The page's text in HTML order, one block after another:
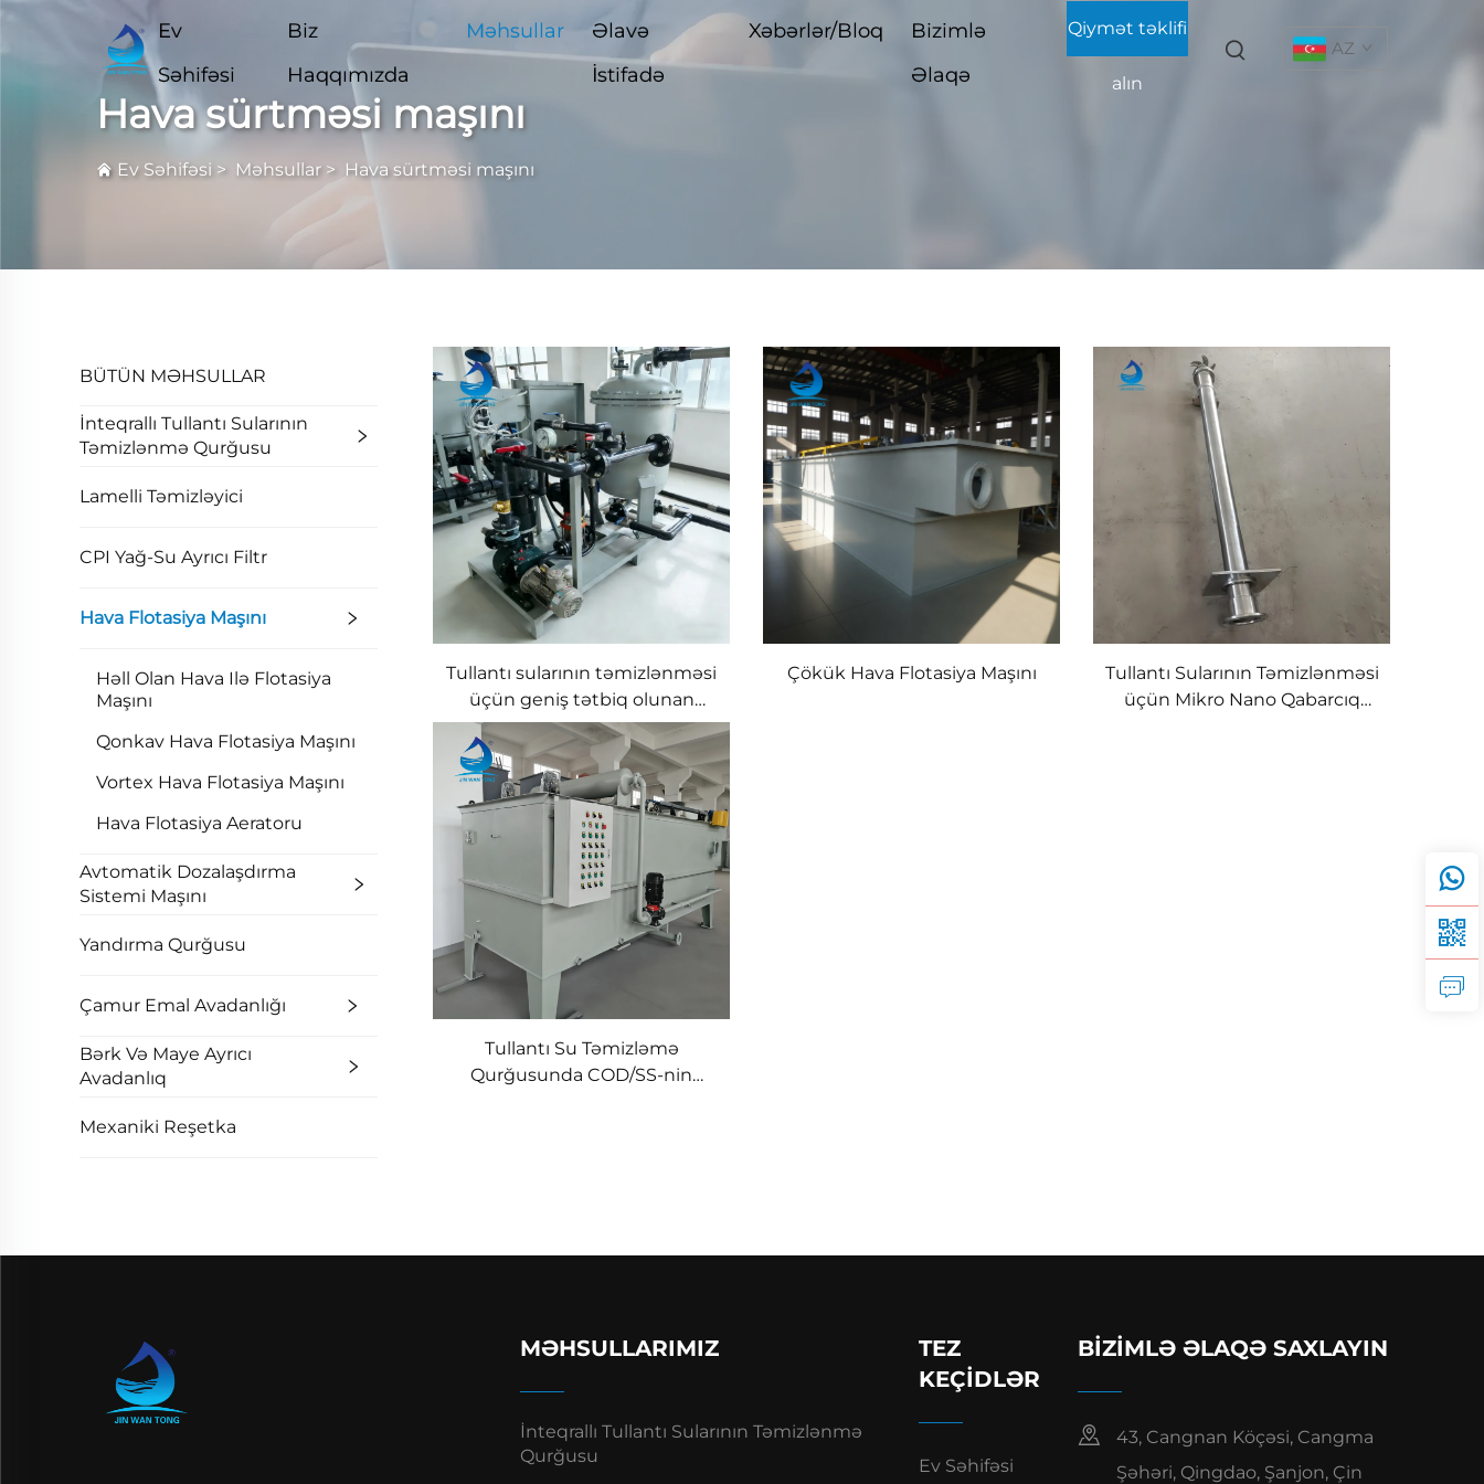
Ev
Səhifəsi
Biz
Haqqımızda
Məhsullar
Əlavə
İstifadə
Xəbərlər/Bloq
Bizimlə
Əlaqə
Qiymət təklifi
alın
AZ
Hava sürtməsi maşını
Ev Səhifəsi > Məhsullar > Hava sürtməsi maşını
BÜTÜN MƏHSULLAR
İnteqrallı Tullantı Sularının
Təmizlənmə Qurğusu
Lamelli Təmizləyici
CPI Yağ-Su Ayrıcı Filtr
Hava Flotasiya Maşını
Həll Olan Hava Ilə Flotasiya
Maşını
Qonkav Hava Flotasiya Maşını
Vortex Hava Flotasiya Maşını
Hava Flotasiya Aeratoru
Avtomatik Dozalaşdırma
Sistemi Maşını
Yandırma Qurğusu
Çamur Emal Avadanlığı
Bərk Və Maye Ayrıcı
Avadanlıq
Mexaniki Reşetka
Tullantı sularının təmizlənməsi
üçün geniş tətbiq olunan
Vorteks Həll Edilmiş Hava
Flotasiya (DAF) Maşını
Çökük Hava Flotasiya Maşını
Tullantı Sularının Təmizlənməsi
üçün Mikro Nano Qabarcıq
Tullantı Su Təmizləmə
Qurğusunda COD/SS-nin
MƏHSULLARIMIZ
İnteqrallı Tullantı Sularının Təmizlənmə
Qurğusu
TEZ
KEÇIDLƏR
Ev Səhifəsi
BIZIMLƏ ƏLAQƏ SAXLAYIN
43, Cangnan Köçəsi, Cangma
Şəhəri, Qingdao, Şanjon, Çin